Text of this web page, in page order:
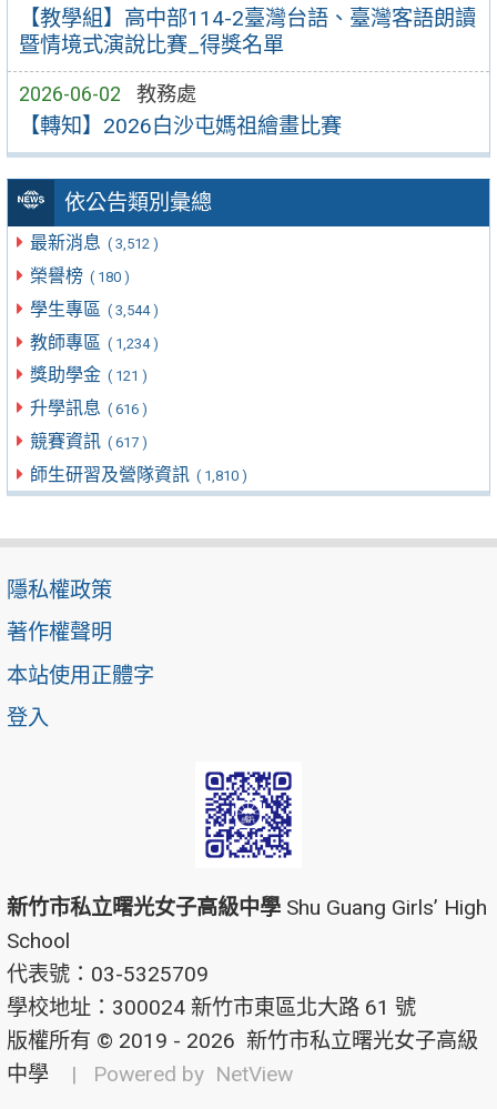
【教學組】高中部114-2臺灣台語、臺灣客語朗讀
暨情境式演說比賽_得獎名單
2026-06-02 教務處
【轉知】2026白沙屯媽祖繪畫比賽
依公告類別彙總
最新消息 ( 3,512 )
榮譽榜 ( 180 )
學生專區 ( 3,544 )
教師專區 ( 1,234 )
獎助學金 ( 121 )
升學訊息 ( 616 )
競賽資訊 ( 617 )
師生研習及營隊資訊 ( 1,810 )
隱私權政策
著作權聲明
本站使用正體字
登入
新竹市私立曙光女子高級中學 Shu Guang Girls’ High
School
代表號：03-5325709
學校地址：300024 新竹市東區北大路 61 號
版權所有 © 2019 - 2026 新竹市私立曙光女子高級
中學
| Powered by NetView